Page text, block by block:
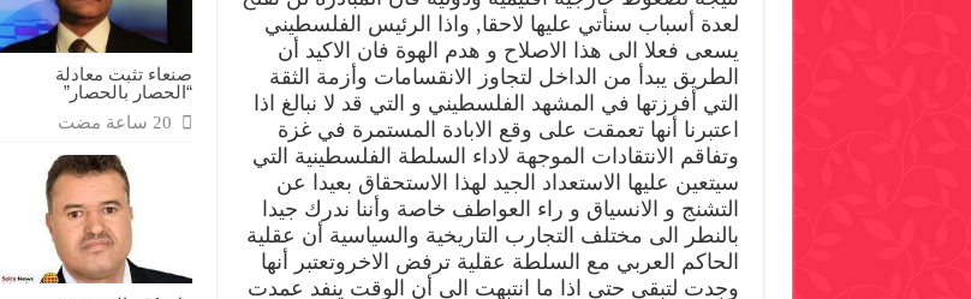
صنعاء تثبت معادلة
“الحصار بالحصار”
لعدة أسباب سنأتي عليها لاحقا, واذا الرئيس الفلسطيني
يسعى فعلا الى هذا الاصلاح و هدم الهوة فان الاكيد أن
الطريق يبدأ من الداخل لتجاوز الانقسامات وأزمة الثقة
التي أفرزتها في المشهد الفلسطيني و التي قد لا نبالغ اذا
اعتبرنا أنها تعمقت على وقع الابادة المستمرة في غزة
وتفاقم الانتقادات الموجهة لاداء السلطة الفلسطينية التي
سيتعين عليها الاستعداد الجيد لهذا الاستحقاق بعيدا عن
التشنج و الانسياق و راء العواطف خاصة وأننا ندرك جيدا
بالنطر الى مختلف التجارب التاريخية والسياسية أن عقلية
الحاكم العربي مع السلطة عقلية ترفض الاخروتعتبر أنها
وجدت لتبقى حتى اذا ما انتبهت الى أن الوقت ينفد عمدت